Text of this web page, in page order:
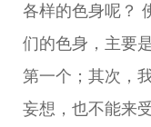
各样的色身呢？
们的色身，主要
第一个；其次，
妄想，也不能来